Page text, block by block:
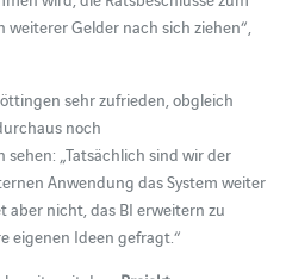
Gelder nach sich ziehen“,
sehr zufrieden, obgleich
noch
„Tatsächlich sind wir der
Anwendung das System weiter
aber nicht, das BI erweitern zu
eigenen Ideen gefragt.“